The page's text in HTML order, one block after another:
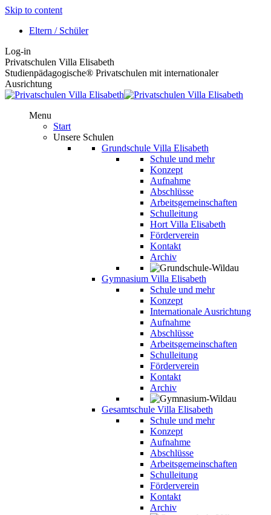
Skip to content
Eltern / Schüler
Log-in
Privatschulen Villa Elisabeth
Studienpädagogische® Privatschulen mit internationaler
Ausrichtung
Menu
Start
Unsere Schulen
Grundschule Villa Elisabeth
Schule und mehr
Konzept
Aufnahme
Abschlüsse
Arbeitsgemeinschaften
Schulleitung
Hort Villa Elisabeth
Förderverein
Kontakt
Archiv
Gymnasium Villa Elisabeth
Schule und mehr
Konzept
Internationale Ausrichtung
Aufnahme
Abschlüsse
Arbeitsgemeinschaften
Schulleitung
Förderverein
Kontakt
Archiv
Gesamtschule Villa Elisabeth
Schule und mehr
Konzept
Aufnahme
Abschlüsse
Arbeitsgemeinschaften
Schulleitung
Förderverein
Kontakt
Archiv